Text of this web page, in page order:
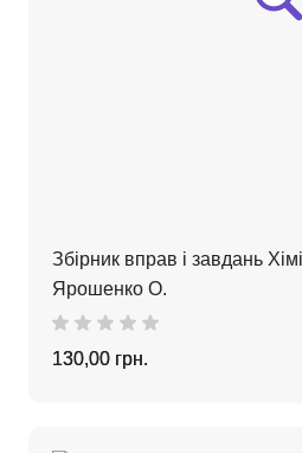
Збірник вправ і завдань
Ярошенко О.
130,00 грн.